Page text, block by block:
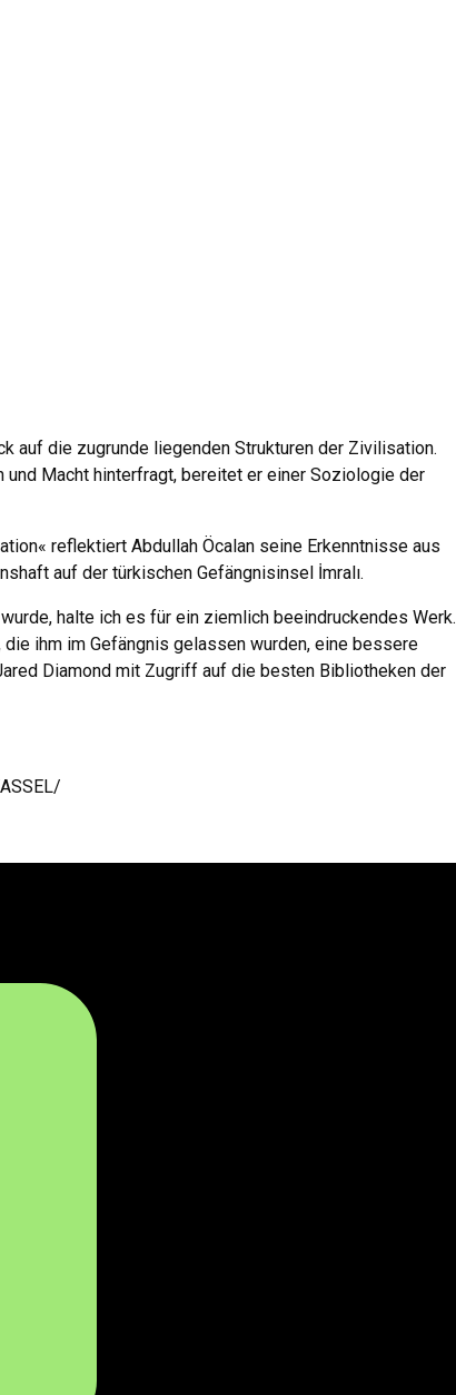
auf die zugrunde liegenden Strukturen der Zivilisation.
Macht hinterfragt, bereitet er einer Soziologie der
reflektiert Abdullah Öcalan seine Erkenntnisse aus
auf der türkischen Gefängnisinsel İmralı.
halte ich es für ein ziemlich beeindruckendes Werk.
ihm im Gefängnis gelassen wurden, eine bessere
Diamond mit Zugriff auf die besten Bibliotheken der